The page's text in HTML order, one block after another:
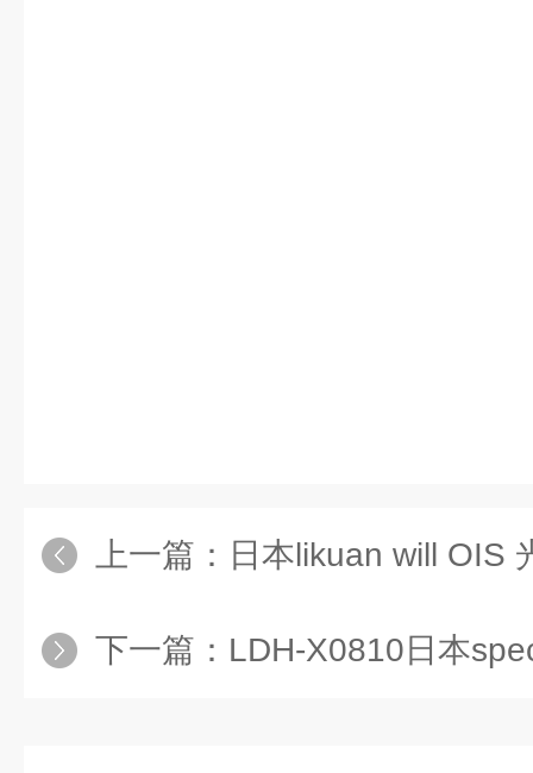
上一篇： 日本likuan will OIS 光学
下一篇： LDH-X0810日本spectronix